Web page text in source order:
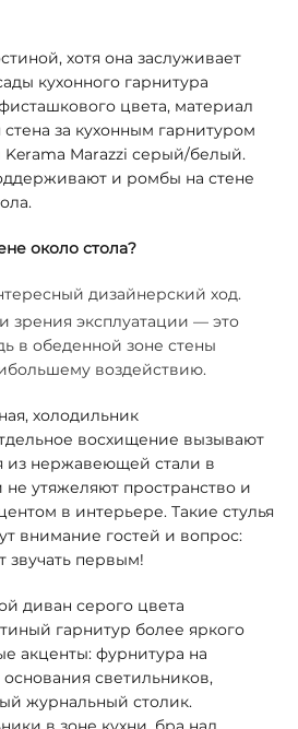
хотя она заслуживает
кухонного гарнитура
цвета, материал
за кухонным гарнитуром
Marazzi серый/белый.
и ромбы на стене
около стола?
дизайнерский ход.
зрения эксплуатации — это
в обеденной зоне стены
воздействию.
холодильник
восхищение вызывают
из нержавеющей стали в
утяжеляют пространство и
в интерьере. Такие стулья
внимание гостей и вопрос:
звучать первым!
диван серого цвета
гарнитур более яркого
акценты: фурнитура на
светильников,
журнальный столик.